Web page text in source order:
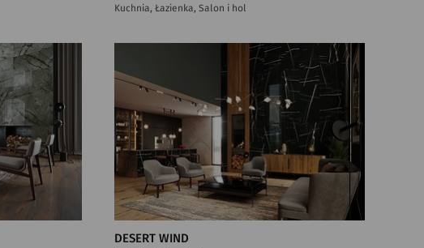
Kuchnia, Łazienka, Salon i hol
DESERT WIND